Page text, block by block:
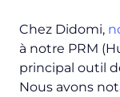
Chez Didomi,
à notre PRM
principal outil
Nous avons